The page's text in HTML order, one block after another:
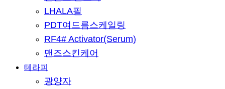
LHALA필
PDT여드름스케일링
RF4# Activator(Serum)
맨즈스킨케어
테라피
광양자